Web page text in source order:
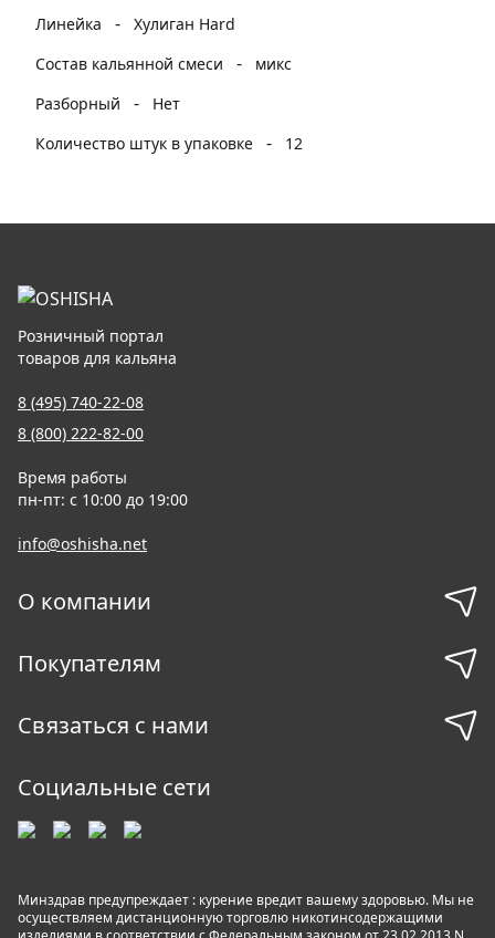
Линейка
- Хулиган Hard
Состав кальянной смеси
-
микс
Разборный
-
Нет
Количество штук в упаковке
- 12
Розничный портал
товаров для кальяна
8 (495) 740-22-08
8 (800) 222-82-00
Время работы
пн-пт: с 10:00 до 19:00
info@oshisha.net
О компании
Покупателям
Связаться с нами
Социальные сети
Минздрав предупреждает : курение вредит вашему здоровью. Мы не
осуществляем дистанционную торговлю никотинсодержащими